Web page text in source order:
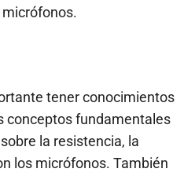
tener conocimientos
conceptos fundamentales
la resistencia, la
los micrófonos. También